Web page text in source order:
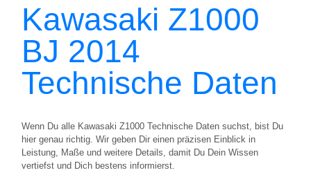
Kawasaki Z1000
BJ 2014
Technische Daten
Wenn Du alle Kawasaki Z1000 Technische Daten suchst, bist Du
hier genau richtig. Wir geben Dir einen präzisen Einblick in
Leistung, Maße und weitere Details, damit Du Dein Wissen
vertiefst und Dich bestens informierst.